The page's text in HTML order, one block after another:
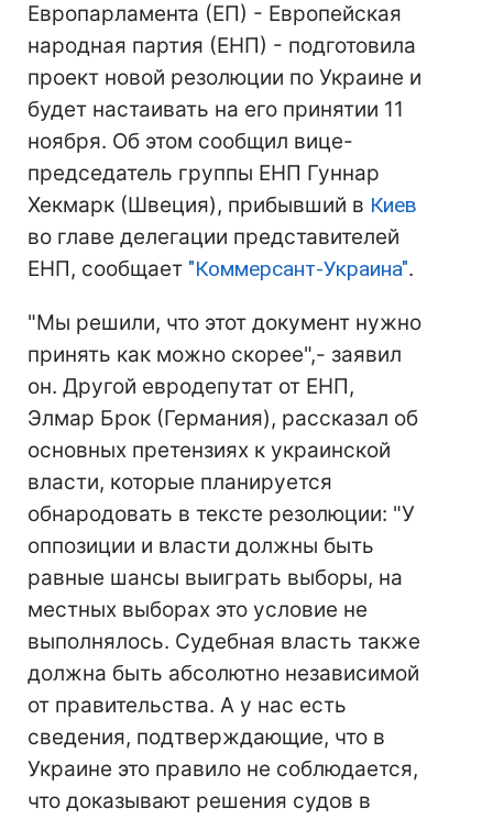
Европарламента (ЕП) - Европейская
народная партия (ЕНП) - подготовила
проект новой резолюции по Украине и
будет настаивать на его принятии 11
ноября. Об этом сообщил вице-
председатель группы ЕНП Гуннар
Хекмарк (Швеция), прибывший в Киев
во главе делегации представителей
ЕНП, сообщает "Коммерсант-Украина".
"Мы решили, что этот документ нужно
принять как можно скорее",- заявил
он. Другой евродепутат от ЕНП,
Элмар Брок (Германия), рассказал об
основных претензиях к украинской
власти, которые планируется
обнародовать в тексте резолюции: "У
оппозиции и власти должны быть
равные шансы выиграть выборы, на
местных выборах это условие не
выполнялось. Судебная власть также
должна быть абсолютно независимой
от правительства. А у нас есть
сведения, подтверждающие, что в
Украине это правило не соблюдается,
что доказывают решения судов в